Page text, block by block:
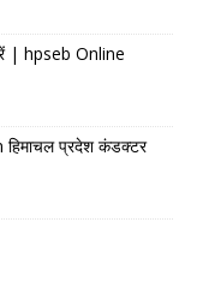
| hpseb Online
प्रदेश कंडक्टर